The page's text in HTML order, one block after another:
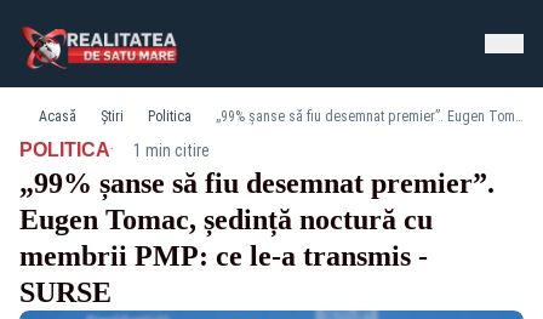
Acasă Știri Politica „99% șanse să fiu desemnat premier”. Eugen Tomac, ședință noctură cu membrii PMP: ce le-a transmis - SURSE
POLITICA· 1 min citire
„99% șanse să fiu desemnat premier”.
Eugen Tomac, ședință noctură cu
membrii PMP: ce le-a transmis -
SURSE